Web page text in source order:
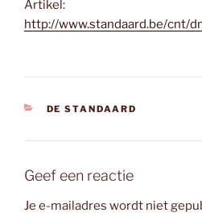
Artikel:
http://www.standaard.be/cnt/
CATEGORIEËN
DE STANDAARD
Geef een reactie
Je e-mailadres wordt niet